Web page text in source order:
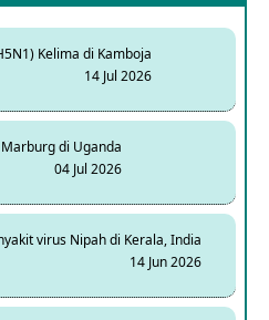
Kelima di Kamboja
14 Jul 2026
di Uganda
04 Jul 2026
virus Nipah di Kerala, India
14 Jun 2026